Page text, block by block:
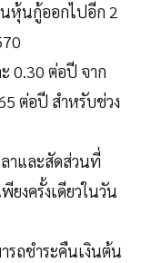
นหุ้นกู้ออกไปอีก 2
0.30 ต่อปี จาก
ต่อปี สำหรับช่วง
าและสัดส่วนที่
งครั้งเดียวในวัน
ถชำระคืนเงินต้น